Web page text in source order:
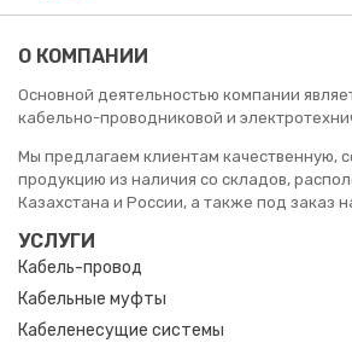
О КОМПАНИИ
Основной деятельностью компании
кабельно-проводниковой и
Мы предлагаем клиентам качественную,
продукцию из наличия со складов,
Казахстана и России, а также под заказ
УСЛУГИ
Кабель-провод
Кабельные муфты
Кабеленесущие системы